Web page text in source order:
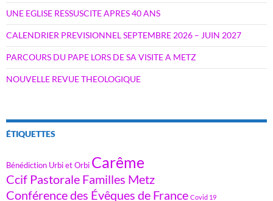
UNE EGLISE RESSUSCITE APRES 40 ANS
CALENDRIER PREVISIONNEL SEPTEMBRE 2026 – JUIN 2027
PARCOURS DU PAPE LORS DE SA VISITE A METZ
NOUVELLE REVUE THEOLOGIQUE
ÉTIQUETTES
Bénédiction Urbi et Orbi Carême
Ccif Pastorale Familles Metz
Conférence des Évêques de France Covid 19